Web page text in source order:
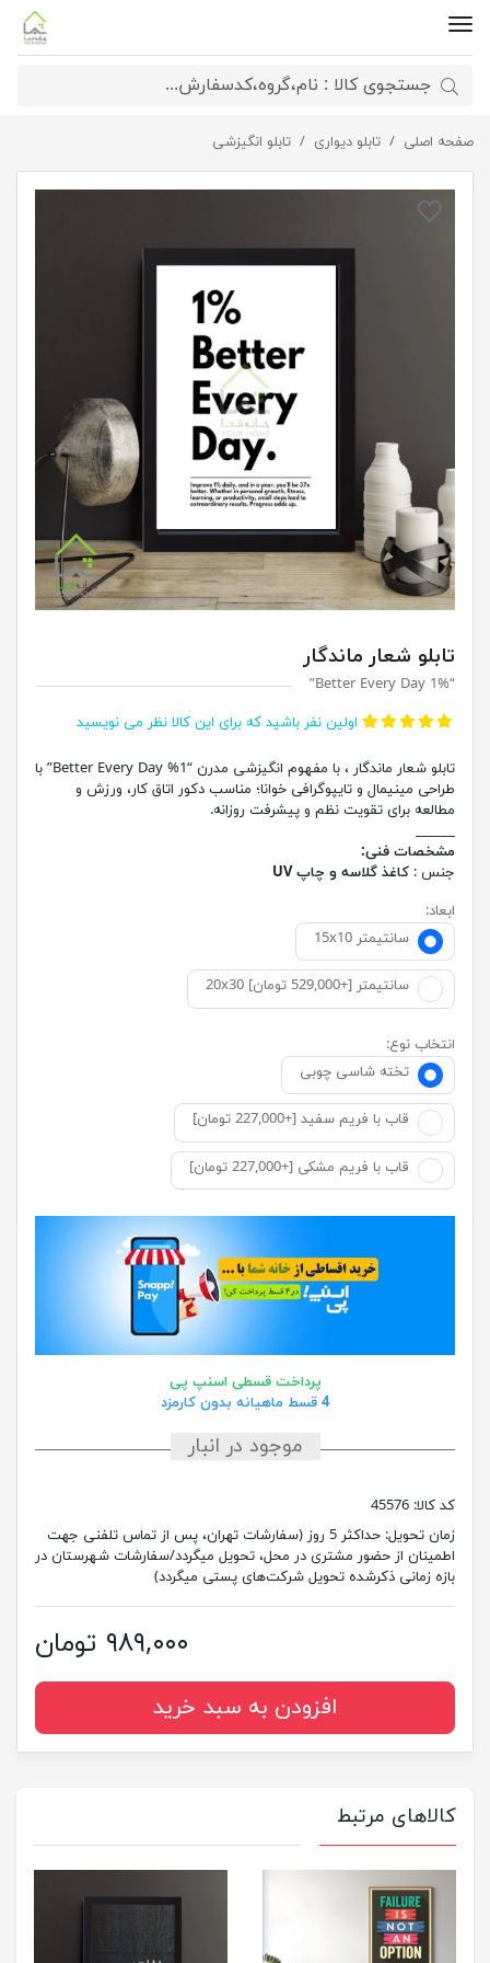
صفحه اصلی تابلو دیواری تابلو انگیزشی تابلو شعار ماندگار
تابلو شعار ماندگار
“1% Better Every Day”
اولین نفر باشید که برای این کالا نظر می نویسید
تابلو شعار ماندگار ، با مفهوم انگیزشی مدرن “1% Better Every Day” با
طراحی مینیمال و تایپوگرافی خوانا؛ مناسب دکور اتاق کار، ورزش و
مطالعه برای تقویت نظم و پیشرفت روزانه.
______
مشخصات فنی:
جنس : کاغذ گلاسه و چاپ UV
ابعاد:
15x10 سانتیمتر
20x30 سانتیمتر [+529,000 تومان]
انتخاب نوع:
تخته شاسی چوبی
قاب با فریم سفید [+227,000 تومان]
قاب با فریم مشکی [+227,000 تومان]
پرداخت قسطی اسنپ پی
4 قسط ماهیانه بدون کارمزد
موجود در انبار
کد کالا: 45576
زمان تحویل:
حداکثر 5 روز (سفارشات تهران، پس از تماس تلفنی جهت
اطمینان از حضور مشتری در محل، تحویل میگردد/سفارشات شهرستان در
بازه زمانی ذکرشده تحویل شرکت‌های پستی میگردد)
۹۸۹,۰۰۰ تومان
افزودن به سبد خرید
کالاهای مرتبط